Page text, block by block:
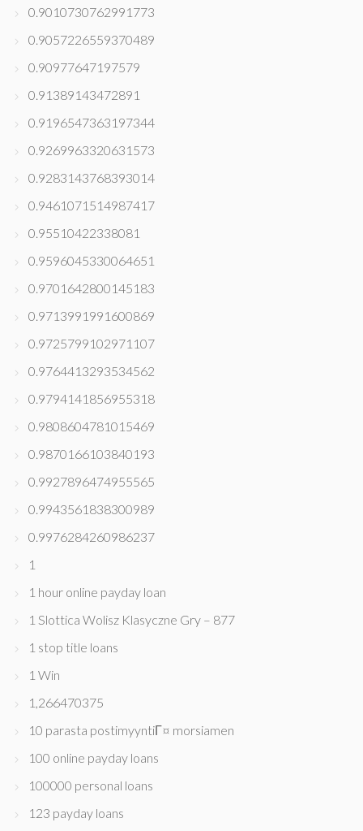
0.9010730762991773
0.9057226559370489
0.90977647197579
0.91389143472891
0.9196547363197344
0.9269963320631573
0.9283143768393014
0.9461071514987417
0.95510422338081
0.9596045330064651
0.9701642800145183
0.9713991991600869
0.9725799102971107
0.9764413293534562
0.9794141856955318
0.9808604781015469
0.9870166103840193
0.9927896474955565
0.9943561838300989
0.9976284260986237
1
1 hour online payday loan
1 Slottica Wolisz Klasyczne Gry – 877
1 stop title loans
1 Win
1,266470375
10 parasta postimyyntiГ¤ morsiamen
100 online payday loans
100000 personal loans
123 payday loans